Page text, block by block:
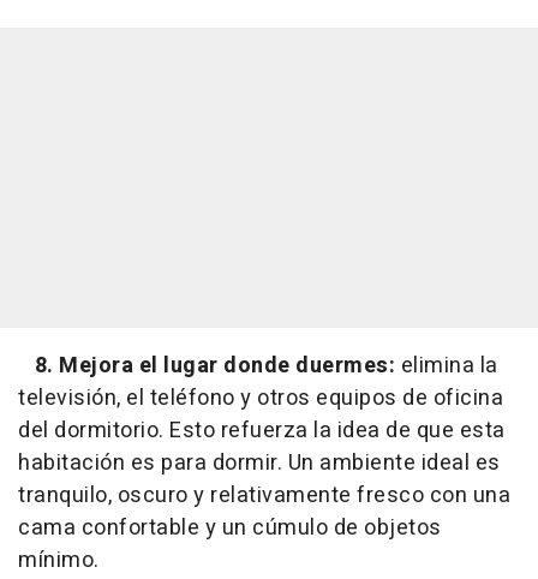
8. Mejora el lugar donde duermes: elimina la
televisión, el teléfono y otros equipos de oficina
del dormitorio. Esto refuerza la idea de que esta
habitación es para dormir. Un ambiente ideal es
tranquilo, oscuro y relativamente fresco con una
cama confortable y un cúmulo de objetos
mínimo.